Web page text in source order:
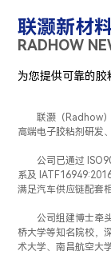
联灏新材
RADHOW
为您提供可靠的胶
联灏（Radhow）
高端电子胶粘剂研发
公司已通过
系及
满足汽车供应链配套
公司组建博士牵头
桥大学等知名院校，
术大学、南昌航空大